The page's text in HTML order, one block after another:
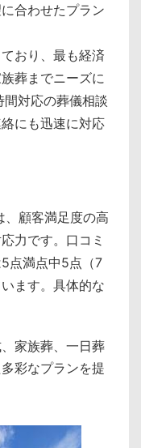
合わせたプラン
おり、最も経済
葬までニーズに
対応の葬儀相談
にも迅速に対応
、顧客満足度の高
力です。口コミ
点満点中5点（7
ます。具体的な
家族葬、一日葬
彩なプランを提